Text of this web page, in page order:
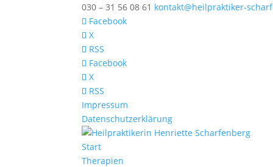
030 – 31 56 08 61 kontakt@heilpraktiker-
Facebook
X
RSS
Facebook
X
RSS
Impressum
Datenschutzerklärung
Start
Therapien